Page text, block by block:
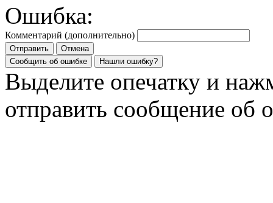
Ошибка:
Комментарий (дополнительно)
Отправить
Отмена
Сообщить об ошибке
Нашли ошибку?
Выделите опечатку и
отправить сообщение об